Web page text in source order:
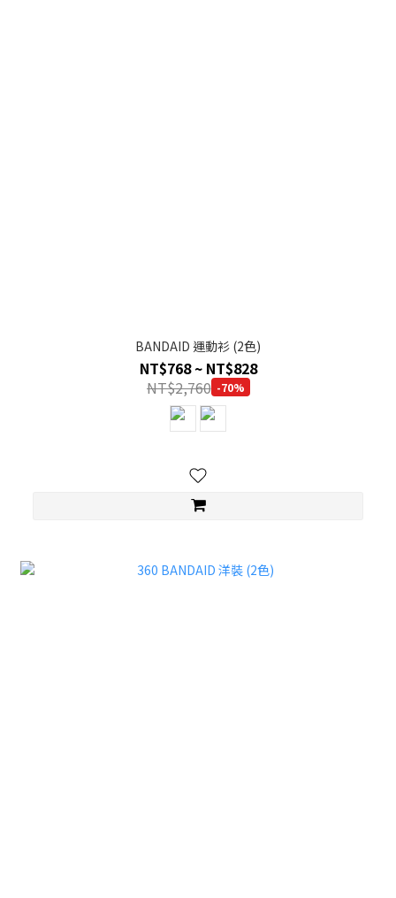
BANDAID 運動衫 (2色)
NT$768 ~ NT$828
NT$2,760 -70%